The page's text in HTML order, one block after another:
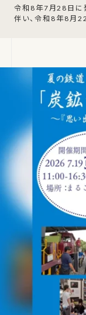
令和8年7月28日に
伴い、令和8年8月